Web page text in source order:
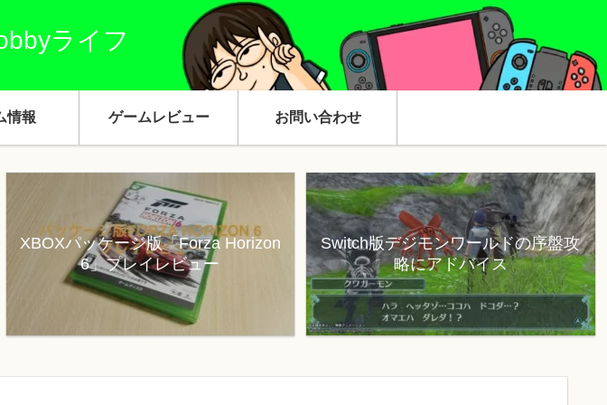
ライフ
情報 ゲームレビュー お問い合わせ
XBOXパッケージ版「Forza Horizon
6」プレイレビュー
Switch版デジモンワールドの序盤攻
略にアドバイス